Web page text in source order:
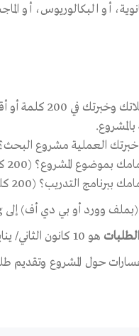
أو البكالوريوس، أو
صِف/ي
مشروع البحث؟ (100 كلمة على
المشروع؟ (200 كلمة على الأكثر)
التدريب؟ (200 كلمة على الأكثر)
وورد أو بي دي أف) إلى
هو 10 كانون الثاني/ يناير 2018 .
حول المشروع وتقديم